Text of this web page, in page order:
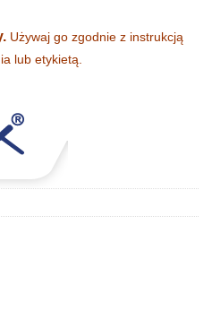
Używaj go zgodnie z instrukcją
lub etykietą.